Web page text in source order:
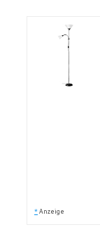
* Anzeige